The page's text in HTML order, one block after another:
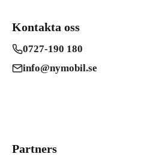
Kontakta oss
0727-190 180
info@nymobil.se
Partners